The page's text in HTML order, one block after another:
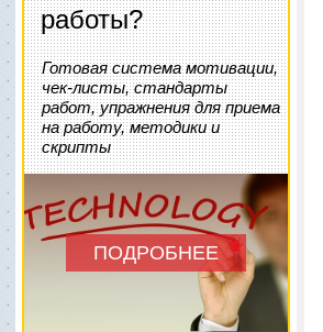
работы?
Готовая система мотивации,
чек-листы, стандарты
работ, упражнения для приема
на работу, методики и
скрипты
ПОДРОБНЕЕ